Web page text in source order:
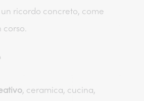
ricordo concreto, come
corso.
, ceramica, cucina,